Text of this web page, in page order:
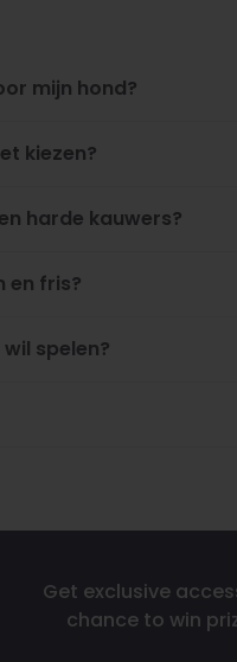
mijn hond?
kiezen?
harde kauwers?
en fris?
spelen?
Get exclusive
chance to win